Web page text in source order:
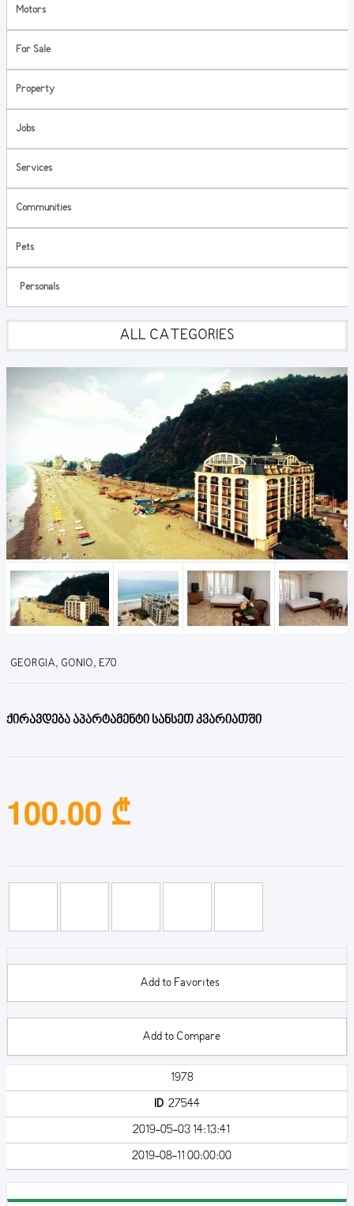
Motors
For Sale
Property
Jobs
Services
Communities
Pets
Personals
ALL CATEGORIES
GEORGIA, GONIO, E70
ქირავდება აპარტამენტი სანსეთ კვარიათში
100.00 ₾
Add to Favorites
Add to Compare
1978
ID27544
2019-05-03 14:13:41
2019-08-11 00:00:00